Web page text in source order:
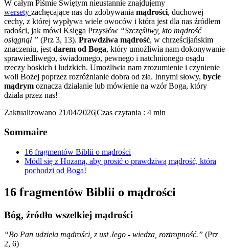
W całym Piśmie Świętym nieustannie znajdujemy
wersety zachęcające nas do zdobywania mądrości, duchowej
cechy, z której wypływa wiele owoców i która jest dla nas źródłem
radości, jak mówi Księga Przysłów “Szczęśliwy, kto mądrość
osiągnął ” (Prz 3, 13). Prawdziwa mądrość, w chrześcijańskim
znaczeniu, jest darem od Boga, który umożliwia nam dokonywanie
sprawiedliwego, świadomego, pewnego i natchnionego osądu
rzeczy boskich i ludzkich. Umożliwia nam zrozumienie i czynienie
woli Bożej poprzez rozróżnianie dobra od zła. Innymi słowy, bycie
mądrym oznacza działanie lub mówienie na wzór Boga, który
działa przez nas!
Zaktualizowano 21/04/2026|Czas czytania : 4 min
Sommaire
16 fragmentów Biblii o mądrości
Módl się z Hozaną, aby prosić o prawdziwą mądrość, która
pochodzi od Boga!
16 fragmentów Biblii o mądrości
Bóg, źródło wszelkiej mądrości
“Bo Pan udziela mądrości, z ust Jego - wiedza, roztropność.” (Prz
2, 6)